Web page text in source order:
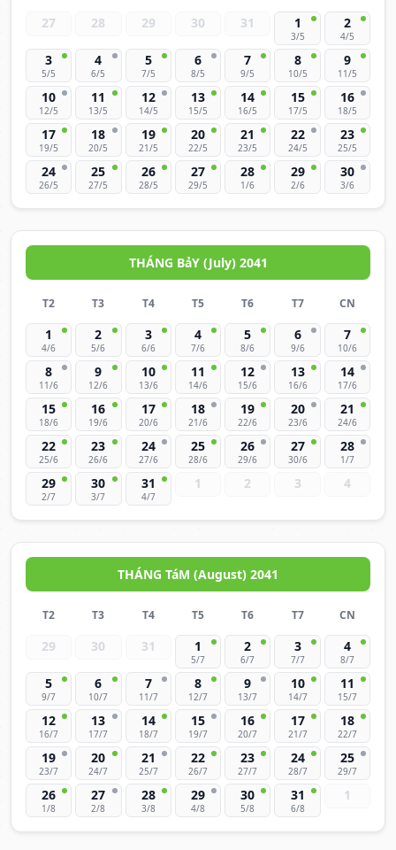
27 28 29 30 31 1
3/5
2
4/5
3
5/5
4
6/5
5
7/5
6
8/5
7
9/5
8
10/5
9
11/5
10
12/5
11
13/5
12
14/5
13
15/5
14
16/5
15
17/5
16
18/5
17
19/5
18
20/5
19
21/5
20
22/5
21
23/5
22
24/5
23
25/5
24
26/5
25
27/5
26
28/5
27
29/5
28
1/6
29
2/6
30
3/6
THÁNG BảY (July) 2041
T2 T3 T4 T5 T6 T7 CN
1
4/6
2
5/6
3
6/6
4
7/6
5
8/6
6
9/6
7
10/6
8
11/6
9
12/6
10
13/6
11
14/6
12
15/6
13
16/6
14
17/6
15
18/6
16
19/6
17
20/6
18
21/6
19
22/6
20
23/6
21
24/6
22
25/6
23
26/6
24
27/6
25
28/6
26
29/6
27
30/6
28
1/7
29
2/7
30
3/7
31
4/7
1 2 3 4
THÁNG TáM (August) 2041
T2 T3 T4 T5 T6 T7 CN
29 30 31 1
5/7
2
6/7
3
7/7
4
8/7
5
9/7
6
10/7
7
11/7
8
12/7
9
13/7
10
14/7
11
15/7
12
16/7
13
17/7
14
18/7
15
19/7
16
20/7
17
21/7
18
22/7
19
23/7
20
24/7
21
25/7
22
26/7
23
27/7
24
28/7
25
29/7
26
1/8
27
2/8
28
3/8
29
4/8
30
5/8
31
6/8
1